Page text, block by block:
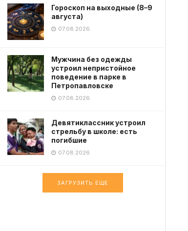
Гороскоп на выходные (8–9
августа)
07.08.2026
Мужчина без одежды
устроил непристойное
поведение в парке в
Петропавловске
07.08.2026
Девятиклассник устроил
стрельбу в школе: есть
погибшие
07.08.2026
ЗАГРУЗИТЬ ЕЩЕ